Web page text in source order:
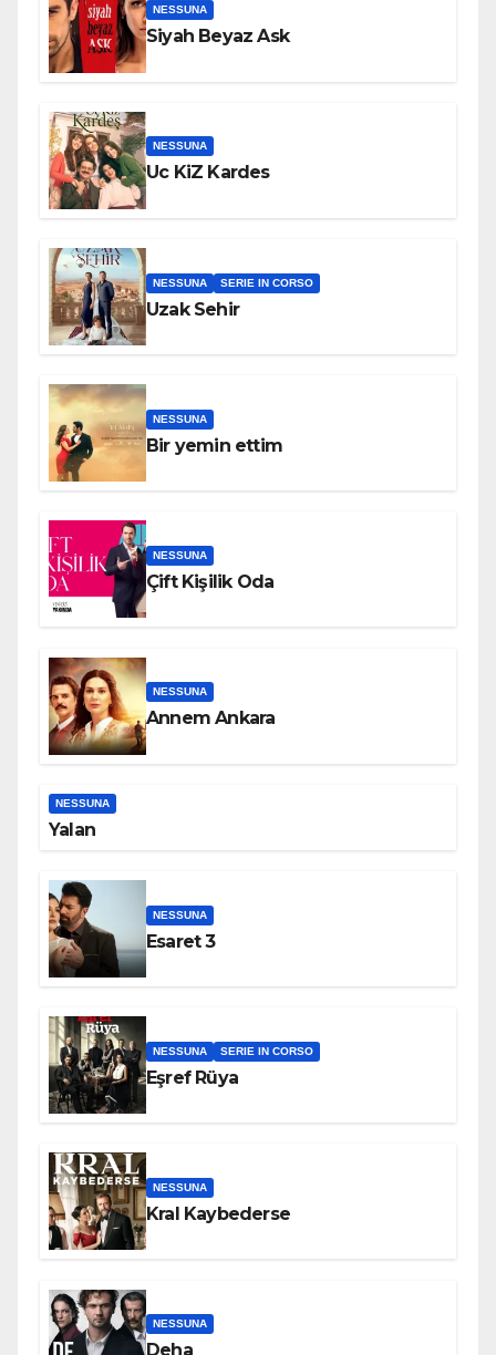
NESSUNA
Siyah Beyaz Ask
NESSUNA
Uc KiZ Kardes
NESSUNA SERIE IN CORSO
Uzak Sehir
NESSUNA
Bir yemin ettim
NESSUNA
Çift Kişilik Oda
NESSUNA
Annem Ankara
NESSUNA
Yalan
NESSUNA
Esaret 3
NESSUNA SERIE IN CORSO
Eşref Rüya
NESSUNA
Kral Kaybederse
NESSUNA
Deha